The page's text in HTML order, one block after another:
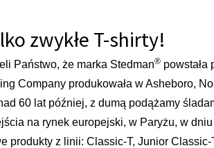
zwykłe T-shirty!
Państwo, że marka Stedman® powstała
Company produkowała w Asheboro,
60 lat później, z dumą podążamy
na rynek europejski, w Paryżu, w
produkty z linii: Classic-T, Junior